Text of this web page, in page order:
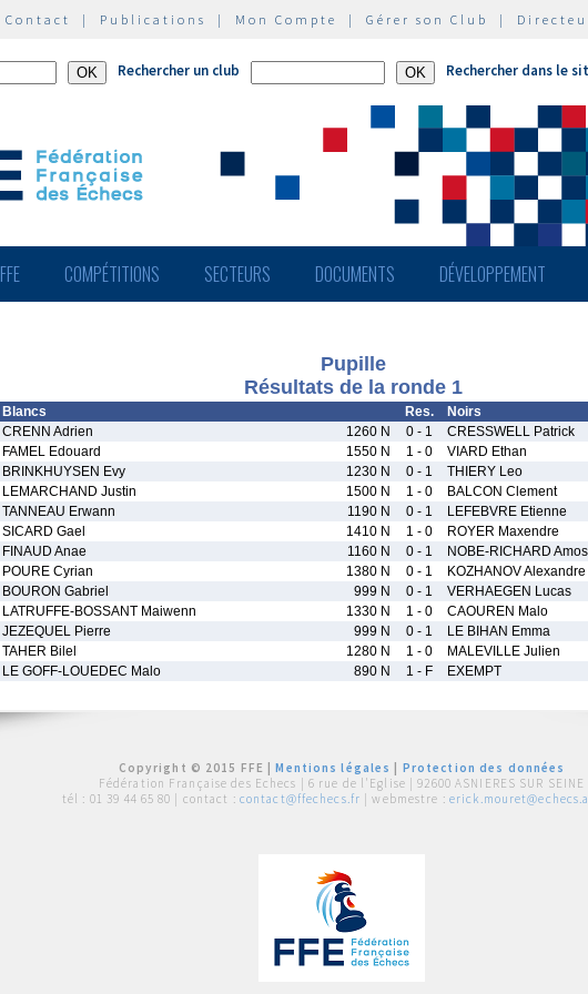
Contact | Publications | Mon Compte | Gérer son Club |
Rechercher un club Rechercher dans le
FFE COMPÉTITIONS SECTEURS DOCUMENTS DÉVELOPPEMENT
Pupille
Résultats de la ronde 1
Blancs Res. Noirs
CRENN Adrien 1260 N 0 - 1 CRESSWELL Patrick
FAMEL Edouard 1550 N 1 - 0 VIARD Ethan
BRINKHUYSEN Evy 1230 N 0 - 1 THIERY Leo
LEMARCHAND Justin 1500 N 1 - 0 BALCON Clement
TANNEAU Erwann 1190 N 0 - 1 LEFEBVRE Etienne
SICARD Gael 1410 N 1 - 0 ROYER Maxendre
FINAUD Anae 1160 N 0 - 1 NOBE-RICHARD Amos
POURE Cyrian 1380 N 0 - 1 KOZHANOV Alexandre
BOURON Gabriel 999 N 0 - 1 VERHAEGEN Lucas
LATRUFFE-BOSSANT Maiwenn 1330 N 1 - 0 CAOUREN Malo
JEZEQUEL Pierre 999 N 0 - 1 LE BIHAN Emma
TAHER Bilel 1280 N 1 - 0 MALEVILLE Julien
LE GOFF-LOUEDEC Malo 890 N 1 - F EXEMPT
Copyright © 2015 FFE |Mentions légales
Protection des données
Fédération Française des Echecs | 6 rue de l'Eglise | 92600 ASNIERES SUR SEINE
tél : 01 39 44 65 80 | contact : contact@ffechecs.fr | webmestre :